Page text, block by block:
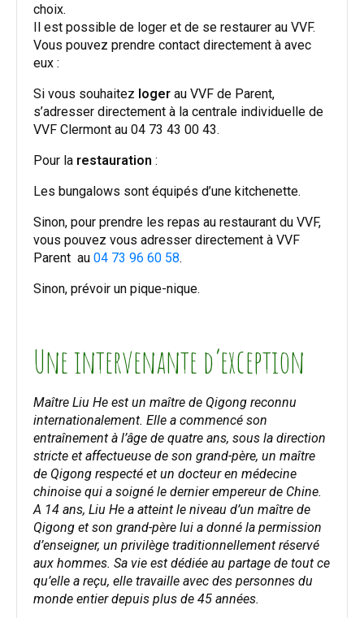
choix.
Il est possible de loger et de se restaurer au VVF.
Vous pouvez prendre contact directement à avec
eux :
Si vous souhaitez loger au VVF de Parent,
s’adresser directement à la centrale individuelle de
VVF Clermont au 04 73 43 00 43.
Pour la restauration :
Les bungalows sont équipés d’une kitchenette.
Sinon, pour prendre les repas au restaurant du VVF,
vous pouvez vous adresser directement à VVF
Parent au 04 73 96 60 58.
Sinon, prévoir un pique-nique.
Une intervenante d’exception
Maître Liu He est un maître de Qigong reconnu
internationalement. Elle a commencé son
entraînement à l’âge de quatre ans, sous la direction
stricte et affectueuse de son grand-père, un maître
de Qigong respecté et un docteur en médecine
chinoise qui a soigné le dernier empereur de Chine.
A 14 ans, Liu He a atteint le niveau d’un maître de
Qigong et son grand-père lui a donné la permission
d’enseigner, un privilège traditionnellement réservé
aux hommes. Sa vie est dédiée au partage de tout ce
qu’elle a reçu, elle travaille avec des personnes du
monde entier depuis plus de 45 années.